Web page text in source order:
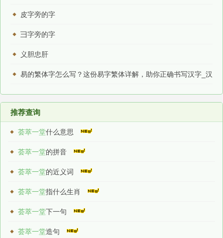
皮字旁的字
彐字旁的字
义胆忠肝
易的繁体字怎么写？这份易字繁体详解，助你正确书写汉字_汉
字繁体学习
推荐查询
荟萃一堂什么意思
荟萃一堂的拼音
荟萃一堂的近义词
荟萃一堂指什么生肖
荟萃一堂下一句
荟萃一堂造句